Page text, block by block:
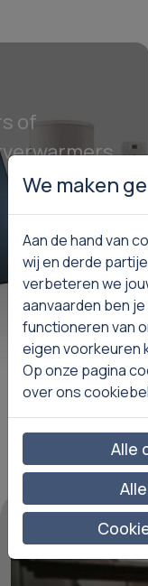
of
meer
We maken
Aan de hand van
wij en derde
verbeteren we
aanvaarden ben
functioneren van
eigen voorkeuren
Op onze pagina
over ons
Alle